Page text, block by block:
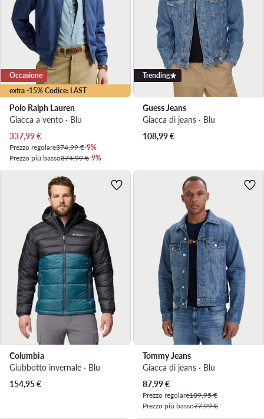
extra -15% Codice: LAST
Occasione
Polo Ralph Lauren
Giacca a vento · Blu
Prezzo attuale
337,99€
Prezzo regolare374,99 €-9%
Prezzo più basso374,99 €-9%
Trending
Guess Jeans
Giacca di jeans · Blu
108,99€
Columbia
Giubbotto invernale · Blu
154,95€
Tommy Jeans
Giacca di jeans · Blu
Prezzo attuale
87,99€
Prezzo regolare109,95 €
Prezzo più basso77,99 €